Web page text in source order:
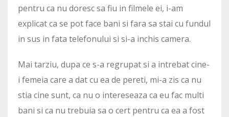
pentru ca nu doresc sa fiu in filmele ei, i-am
explicat ca se pot face bani si fara sa stai cu fundul
in sus in fata telefonului si si-a inchis camera.
Mai tarziu, dupa ce s-a regrupat si a intrebat cine-
i femeia care a dat cu ea de pereti, mi-a zis ca nu
stia cine sunt, ca nu o intereseaza ca eu fac multi
bani si ca nu trebuia sa o cert pentru ca ea a fost